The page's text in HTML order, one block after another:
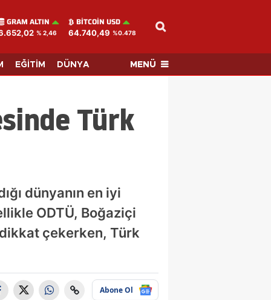
GRAM ALTIN
% 2,46
BITCOIN USD
64.740,49 %0.478
EĞİTİM DÜNYA MENÜ
Türk
dünyanın en iyi
ODTÜ, Boğaziçi
çekerken, Türk
Abone Ol